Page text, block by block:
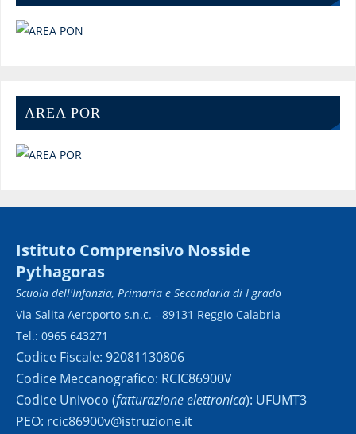
AREA POR
Istituto Comprensivo Nosside
Pythagoras
Scuola dell'Infanzia, Primaria e Secondaria di I grado
Via Salita Aeroporto s.n.c. - 89131 Reggio Calabria
Tel.: 0965 643271
Codice Fiscale: 92081130806
Codice Meccanografico: RCIC86900V
Codice Univoco (fatturazione elettronica): UFUMT3
PEO: rcic86900v@istruzione.it